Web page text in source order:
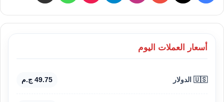
أسعار العملات اليوم
🇺🇸 الدولار 49.75 ج.م